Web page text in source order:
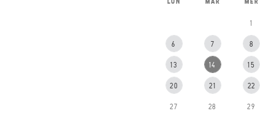
1
6 7 8
13 14 15
20 21 22
27 28 29